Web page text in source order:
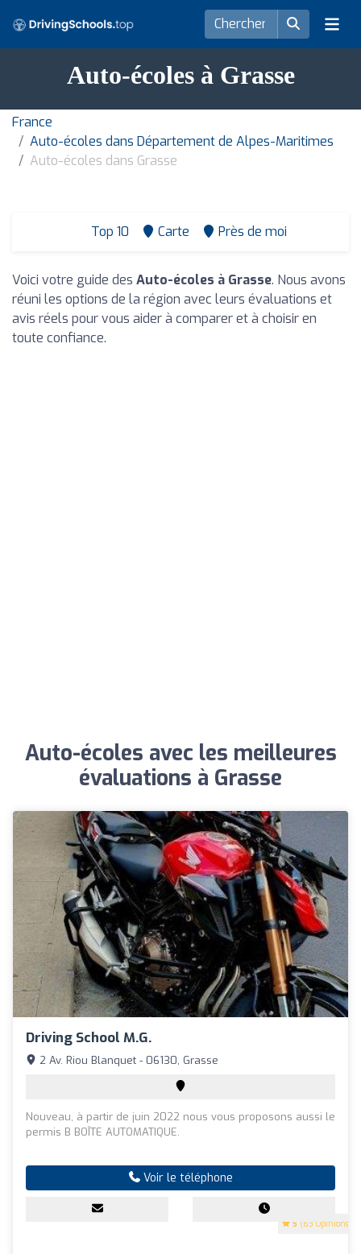
Auto-écoles à Grasse
France
Auto-écoles dans Département de Alpes-Maritimes
Auto-écoles dans Grasse
Top 10 Carte Près de moi
Voici votre guide des Auto-écoles à Grasse. Nous avons
réuni les options de la région avec leurs évaluations et
avis réels pour vous aider à comparer et à choisir en
toute confiance.
Auto-écoles avec les meilleures
évaluations à Grasse
Driving School M.g.
5 (63 Opinions)
2 Av. Riou Blanquet - 06130, Grasse
Nouveau, à partir de juin 2022 nous vous proposons aussi le
permis B BOÎTE AUTOMATIQUE.
Voir le téléphone